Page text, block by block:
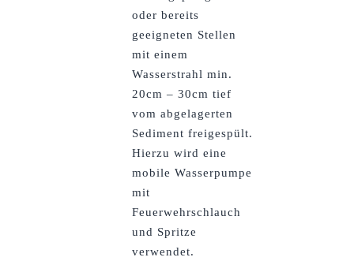
oder bereits
geeigneten Stellen
mit einem
Wasserstrahl min.
20cm – 30cm tief
vom abgelagerten
Sediment freigespült.
Hierzu wird eine
mobile Wasserpumpe
mit
Feuerwehrschlauch
und Spritze
verwendet.